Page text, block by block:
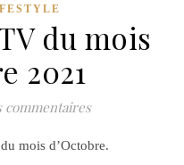
du mois
2021
commentaires
mois d’Octobre.